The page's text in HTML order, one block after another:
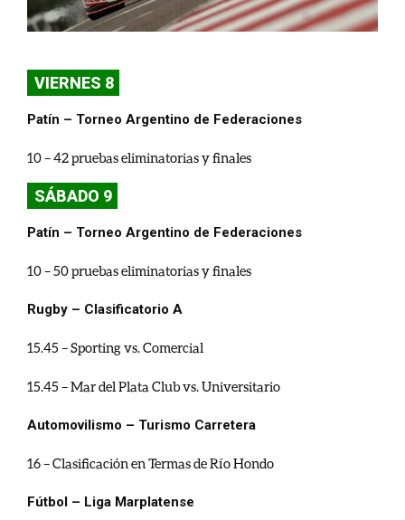
VIERNES 8
Patín – Torneo Argentino de Federaciones
10 – 42 pruebas eliminatorias y finales
SÁBADO 9
Patín – Torneo Argentino de Federaciones
10 – 50 pruebas eliminatorias y finales
Rugby – Clasificatorio A
15.45 – Sporting vs. Comercial
15.45 – Mar del Plata Club vs. Universitario
Automovilismo – Turismo Carretera
16 – Clasificación en Termas de Río Hondo
Fútbol – Liga Marplatense